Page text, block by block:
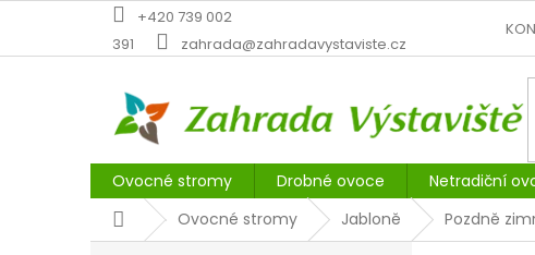
obsah
+420 739 002
391
zahrada@zahradavystaviste.cz
Ovocné stromy Drobné ovoce Netradiční
DomůOvocné stromy Jabloně Pozdně